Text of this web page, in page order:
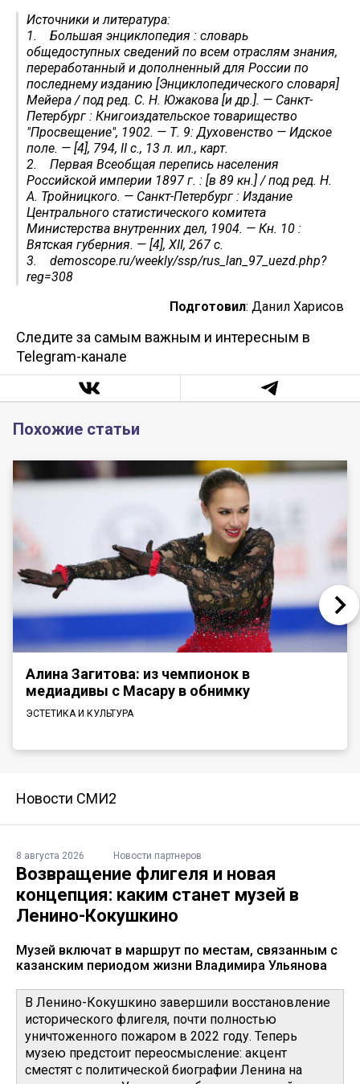
Источники и литература:
1. Большая энциклопедия : словарь
общедоступных сведений по всем отраслям знания,
переработанный и дополненный для России по
последнему изданию [Энциклопедического словаря]
Мейера / под ред. С. Н. Южакова [и др.]. — Санкт-
Петербург : Книгоиздательское товарищество
"Просвещение", 1902. — Т. 9: Духовенство — Идское
поле. — [4], 794, II с., 13 л. ил., карт.
2. Первая Всеобщая перепись населения
Российской империи 1897 г. : [в 89 кн.] / под ред. Н.
А. Тройницкого. — Санкт-Петербург : Издание
Центрального статистического комитета
Министерства внутренних дел, 1904. — Кн. 10 :
Вятская губерния. — [4], XII, 267 с.
3. demoscope.ru/weekly/ssp/rus_lan_97_uezd.php?
reg=308
Подготовил: Данил Харисов
Следите за самым важным и интересным в
Telegram-канале
Похожие статьи
Алина Загитова: из чемпионок в
медиадивы с Масару в обнимку
ЭСТЕТИКА И КУЛЬТУРА
Новости СМИ2
8 августа 2026 Новости партнеров
Возвращение флигеля и новая
концепция: каким станет музей в
Ленино-Кокушкино
Музей включат в маршрут по местам, связанным с
казанским периодом жизни Владимира Ульянова
В Ленино-Кокушкино завершили восстановление
исторического флигеля, почти полностью
уничтоженного пожаром в 2022 году. Теперь
музею предстоит переосмысление: акцент
сместят с политической биографии Ленина на